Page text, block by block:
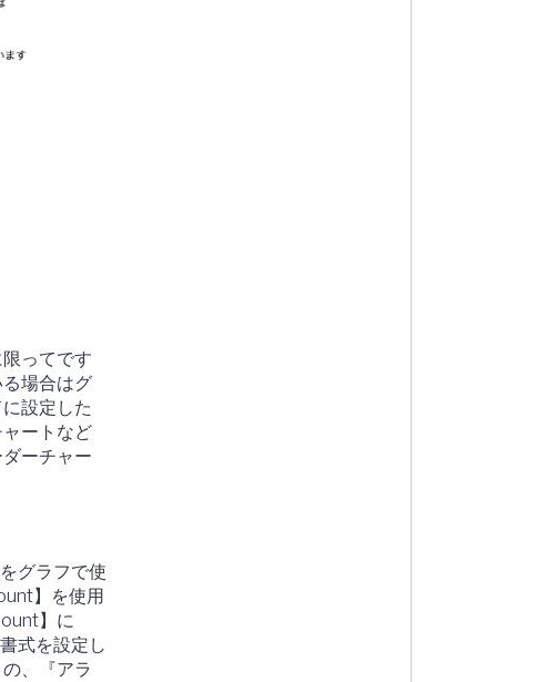
ってです
場合はグ
設定した
ートなど
ーチャー
グラフで使
】を使用
】に
式を設定し
、『アラ